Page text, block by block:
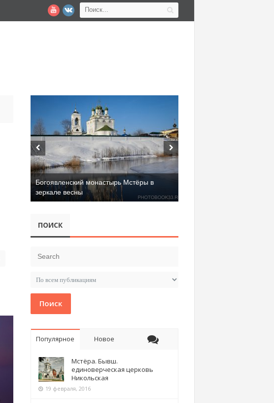
Богоявленский монастырь Мстёры в
зеркале весны
ПОИСК
Поиск
Популярное Новое
Мстёра. Бывш.
единоверческая церковь
Никольская
19 февраля, 2016